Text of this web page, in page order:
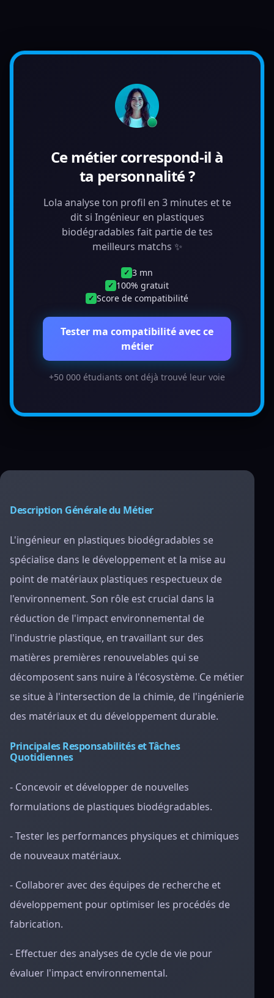
Ce métier correspond-il à
ta personnalité ?
Lola analyse ton profil en 3 minutes et te
dit si Ingénieur en plastiques
biodégradables fait partie de tes
meilleurs matchs ✨
✓ 3 mn
✓ 100% gratuit
✓ Score de compatibilité
Tester ma compatibilité avec ce
métier
+50 000 étudiants ont déjà trouvé leur voie
Description Générale du Métier
L'ingénieur en plastiques biodégradables se
spécialise dans le développement et la mise au
point de matériaux plastiques respectueux de
l'environnement. Son rôle est crucial dans la
réduction de l'impact environnemental de
l'industrie plastique, en travaillant sur des
matières premières renouvelables qui se
décomposent sans nuire à l'écosystème. Ce métier
se situe à l'intersection de la chimie, de l'ingénierie
des matériaux et du développement durable.
Principales Responsabilités et Tâches
Quotidiennes
- Concevoir et développer de nouvelles
formulations de plastiques biodégradables.
- Tester les performances physiques et chimiques
de nouveaux matériaux.
- Collaborer avec des équipes de recherche et
développement pour optimiser les procédés de
fabrication.
- Effectuer des analyses de cycle de vie pour
évaluer l'impact environnemental.